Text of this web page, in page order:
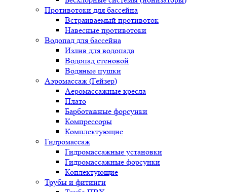
Противотоки для бассейна
Встраиваемый противоток
Навесные противотоки
Водопад для бассейна
Излив для водопада
Водопад стеновой
Водяные пушки
Аэромассаж (Гейзер)
Аеромассажные кресла
Плато
Барботажные форсунки
Компрессоры
Комплектующие
Гидромассаж
Гидромассажные установки
Гидромассажные форсунки
Коплектующие
Трубы и фитинги